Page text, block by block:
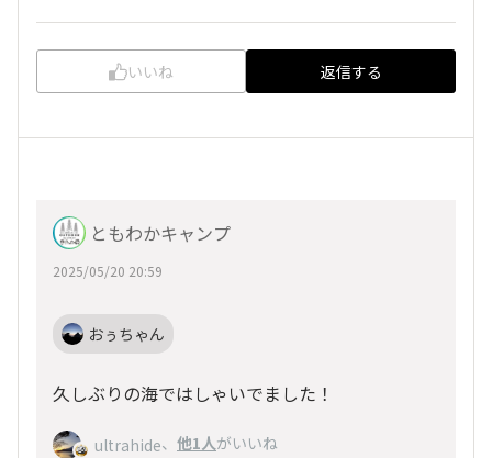
いいね 返信する
ともわかキャンプ
2025/05/20 20:59
おぅちゃん
久しぶりの海ではしゃいでました！
ultrahide、 他1人がいいね